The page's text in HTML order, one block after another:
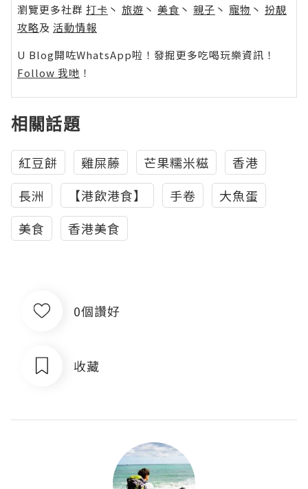
瀏覽更多社群 打卡 丶 旅遊 丶 美食 丶 親子 丶 寵物 丶 扮靚
攻略及 活動情報
U Blog開咗WhatsApp啦！發掘更多吃喝玩樂資訊！
Follow 我哋 ！
相關話題
紅豆餅 雞屎藤 芒果糯米糍
香港
長洲
【港飲港食】 手卷
大魚蛋
美食
香港美食
0個讚好
收藏